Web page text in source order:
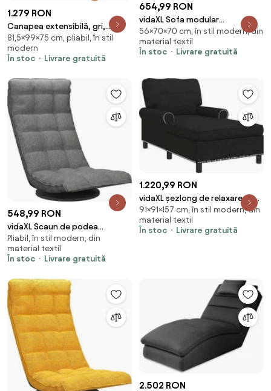
1.279 RON
Canapea extensibilă, gri,
OSVALDO
81,5×99×75 cm, pliabil, în stil
modern
În stoc
Livrare gratuită
654,99 RON
vidaXL Sofa modular
patchwork Imprimare Gri 70 x
70 x 56 cm țesătură
56×70×70 cm, în stil modern, din
material textil
În stoc
Livrare gratuită
548,99 RON
vidaXL Scaun de podea
pivotant, gri deschis, material
textil
Pliabil, în stil modern, din
material textil
În stoc
Livrare gratuită
1.220,99 RON
vidaXL șezlong de relaxare cu
pernă Negru 91 x 157 x 91 cm
țesătură
91×91×157 cm, în stil modern, din
material textil
În stoc
Livrare gratuită
2.502 RON